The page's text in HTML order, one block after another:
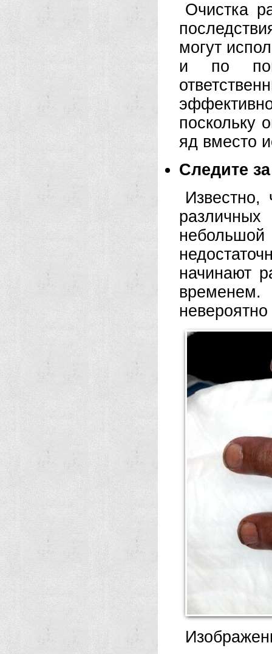
Очистка
могут
и по
поскольку
яд вместо
Следите
небольшой
начинают
временем.